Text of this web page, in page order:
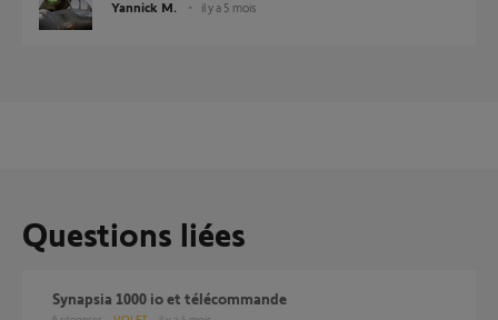
Yannick M. il y a 5 mois
Questions liées
Synapsia 1000 io et télécommande